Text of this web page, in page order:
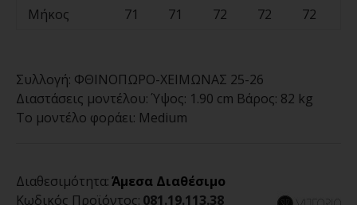
Μήκος
71 71 72 72 72
Συλλογή: ΦΘΙΝΟΠΩΡΟ-ΧΕΙΜΩΝΑΣ 25-26
Διαστάσεις μοντέλου: Ύψος: 1.90 cm Βάρος: 82 kg
Το μοντέλο φοράει: Medium
Διαθεσιμότητα:Άμεσα Διαθέσιμο
Κωδικός Προϊόντος: 081.19.113.38